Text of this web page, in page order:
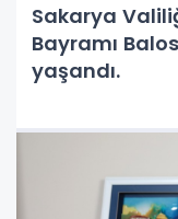
Sakarya
Bayramı
yaşandı.